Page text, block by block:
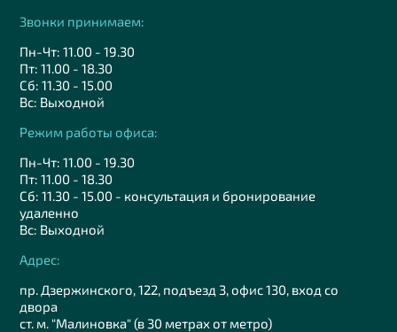
Звонки принимаем:
Пн-Чт: 11.00 - 19.30
Пт: 11.00 - 18.30
Сб: 11.30 - 15.00
Вс: Выходной
Режим работы офиса:
Пн-Чт: 11.00 - 19.30
Пт: 11.00 - 18.30
Сб: 11.30 - 15.00 - консультация и бронирование
удаленно
Вс: Выходной
Адрес:
пр. Дзержинского, 122, подъезд 3, офис 130, вход со
двора
ст. м. "Малиновка" (в 30 метрах от метро)